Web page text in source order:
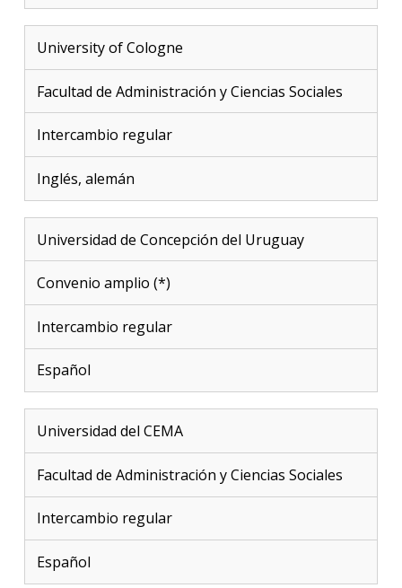
University of Cologne
Facultad de Administración y Ciencias Sociales
Intercambio regular
Inglés, alemán
Universidad de Concepción del Uruguay
Convenio amplio (*)
Intercambio regular
Español
Universidad del CEMA
Facultad de Administración y Ciencias Sociales
Intercambio regular
Español